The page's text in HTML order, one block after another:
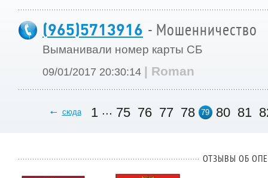
(965)5713916 - Мошенничество
Выманивали номер карты СБ
09/01/2017 20:30:14 | Roman
сюда 1 ... 75 76 77 78 79 80 81
ОТЗЫВЫ ОБ